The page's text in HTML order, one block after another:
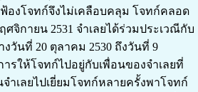
องโจทก์จึงไม่เคลือบคลุม โจทก์คลอด
จิกายน 2531 จำเลยได้ร่วมประเวณีกับ
วันที่ 20 ตุลาคม 2530 ถึงวันที่ 9
รให้โจทก์ไปอยู่กับเพื่อนของจำเลยที่
ำเลยไปเยี่ยมโจทก์หลายครั้งพาโจทก์